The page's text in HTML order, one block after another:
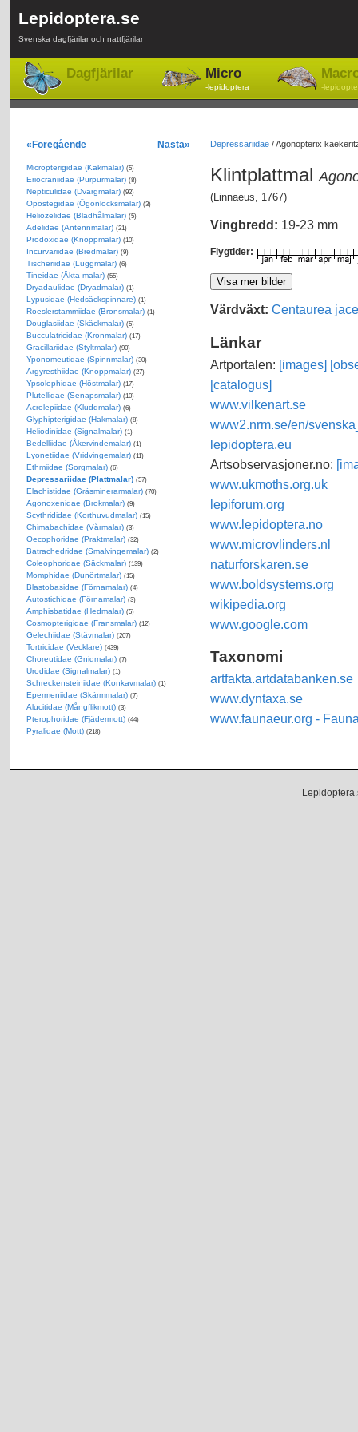
Lepidoptera.se
Svenska dagfjärilar och nattfjärilar
Dagfjärilar Micro
-lepidoptera -
Depressariidae/Agonopterix
Klintplattmal
(Linnaeus, 1767)
Vingbredd: 19-23 mm
Flygtider:
Värdväxt: Centaurea
Länkar
Artportalen: [images]
[catalogus]
www.vilkenart.se
www2.nrm.se/en/
lepidoptera.eu
Artsobservasjoner.no:
www.ukmoths.org.uk
lepiforum.org
www.lepidoptera.no
www.microvlinders.nl
naturforskaren.se
www.boldsystems.org
wikipedia.org
www.google.com
Taxonomi
artfakta.artdatabanken.se
www.dyntaxa.se
www.faunaeur.org -
«Föregående Nästa»
Micropterigidae (Käkmalar) (5)
Eriocraniidae (Purpurmalar) (8)
Nepticulidae (Dvärgmalar) (92)
Opostegidae (Ögonlocksmalar) (3)
Heliozelidae (Bladhålmalar) (5)
Adelidae (Antennmalar) (21)
Prodoxidae (Knoppmalar) (10)
Incurvariidae (Bredmalar) (9)
Tischeriidae (Luggmalar) (6)
Tineidae (Äkta malar) (55)
Dryadaulidae (Dryadmalar) (1)
Lypusidae (Hedsäckspinnare) (1)
Roeslerstammiidae (Bronsmalar) (1)
Douglasiidae (Skäckmalar) (5)
Bucculatricidae (Kronmalar) (17)
Gracillariidae (Styltmalar) (90)
Yponomeutidae (Spinnmalar) (30)
Argyresthiidae (Knoppmalar) (27)
Ypsolophidae (Höstmalar) (17)
Plutellidae (Senapsmalar) (10)
Acrolepiidae (Kluddmalar) (6)
Glyphipterigidae (Hakmalar) (8)
Heliodinidae (Signalmalar) (1)
Bedelliidae (Åkervindemalar) (1)
Lyonetiidae (Vridvingemalar) (11)
Ethmiidae (Sorgmalar) (6)
Depressariidae (Plattmalar) (57)
Elachistidae (Gräsminerarmalar) (70)
Agonoxenidae (Brokmalar) (9)
Scythrididae (Korthuvudmalar) (15)
Chimabachidae (Vårmalar) (3)
Oecophoridae (Praktmalar) (32)
Batrachedridae (Smalvingemalar) (2)
Coleophoridae (Säckmalar) (139)
Momphidae (Dunörtmalar) (15)
Blastobasidae (Förnamalar) (4)
Autostichidae (Förnamalar) (3)
Amphisbatidae (Hedmalar) (5)
Cosmopterigidae (Fransmalar) (12)
Gelechiidae (Stävmalar) (207)
Tortricidae (Vecklare) (439)
Choreutidae (Gnidmalar) (7)
Urodidae (Signalmalar) (1)
Schreckensteiniidae (Konkavmalar) (1)
Epermeniidae (Skärmmalar) (7)
Alucitidae (Mångflikmott) (3)
Pterophoridae (Fjädermott) (44)
Pyralidae (Mott) (218)